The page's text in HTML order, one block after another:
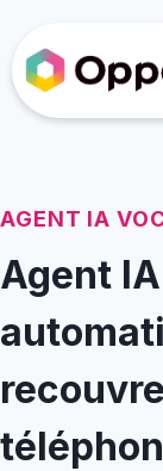
AGENT IA
Agent